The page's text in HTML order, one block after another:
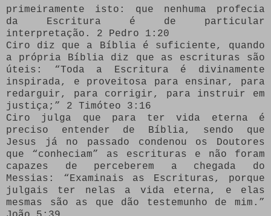
primeiramente isto: que nenhuma profecia
da Escritura é de particular
interpretação. 2 Pedro 1:20
Ciro diz que a Bíblia é suficiente, quando
a própria Bíblia diz que as escrituras são
úteis: “Toda a Escritura é divinamente
inspirada, e proveitosa para ensinar, para
redarguir, para corrigir, para instruir em
justiça;” 2 Timóteo 3:16
Ciro julga que para ter vida eterna é
preciso entender de Bíblia, sendo que
Jesus já no passado condenou os Doutores
que “conheciam” as escrituras e não foram
capazes de perceberem a chegada do
Messias: “Examinais as Escrituras, porque
julgais ter nelas a vida eterna, e elas
mesmas são as que dão testemunho de mim.”